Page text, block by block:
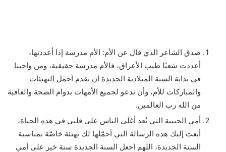
صدق الشاعر الذي قال عن الأم: الأم مدرسة إذا أعددتها،
أعددت شعبًا طيب الأعراق، فالأم مدرسة حقيقية، ومن واجبنا
في بداية السنة الميلادية الجديدة أن نقدم أجمل التهنئات
والمباركات للأم، وأن ندعو لجميع الأمهات بدوام الصحة والعافية
من الله رب العالمين.
أمي الحبيبة التي تُعد أغلى الناس على قلبي في هذه الحياة،
أبعث إليك هذه الرسالة التي أحمّلها لك تهنئة خاصّة بمناسبة
السنة الجديدة، اللهم اجعل السنة الجديدة سنة خير على أمي